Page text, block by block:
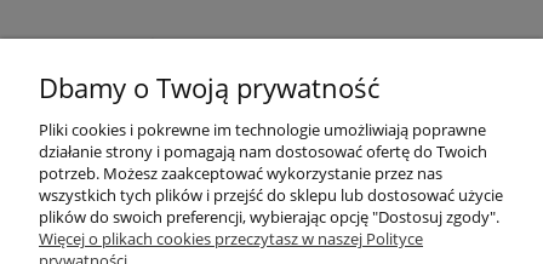
MOJE KONTO
INFORMACJE
Dbamy o Twoją prywatność
Pliki cookies i pokrewne im technologie umożliwiają poprawne
działanie strony i pomagają nam dostosować ofertę do Twoich
potrzeb. Możesz zaakceptować wykorzystanie przez nas
wszystkich tych plików i przejść do sklepu lub dostosować użycie
plików do swoich preferencji, wybierając opcję "Dostosuj zgody".
Więcej o plikach cookies przeczytasz w naszej Polityce